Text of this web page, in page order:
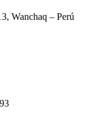
Wanchaq – Perú